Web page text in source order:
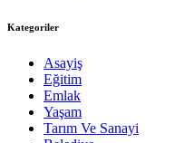
Kategoriler
Asayiş
Eğitim
Emlak
Yaşam
Tarım Ve Sanayi